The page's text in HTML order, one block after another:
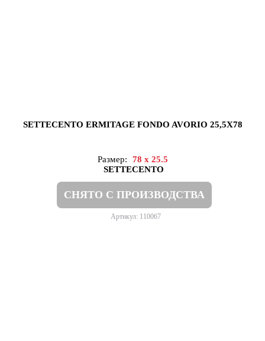
SETTECENTO ERMITAGE FONDO AVORIO 25,5X78
Размер:
78 x 25.5
SETTECENTO
СНЯТО С ПРОИЗВОДСТВА
Артикул: 110067